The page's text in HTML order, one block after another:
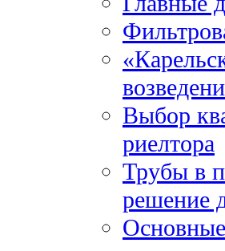
Выбор
риелтора
Трубы в
решение